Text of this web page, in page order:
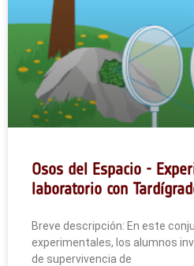
Osos del Espacio -
laboratorio con
Breve descripción: En este
experimentales, los alumnos
de supervivencia de